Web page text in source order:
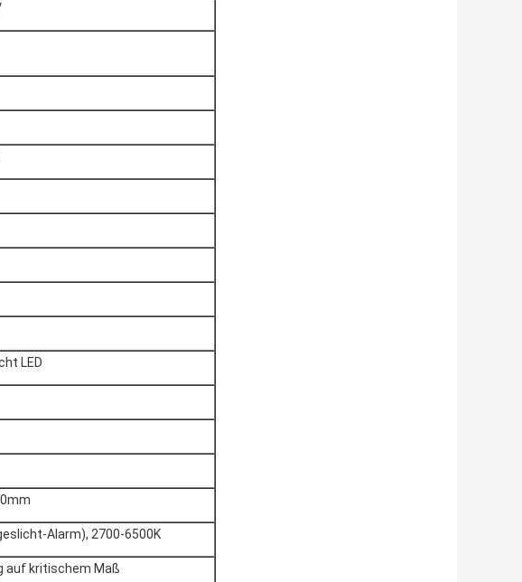
LED
Alarm), 2700-6500K
auf kritischem Maß